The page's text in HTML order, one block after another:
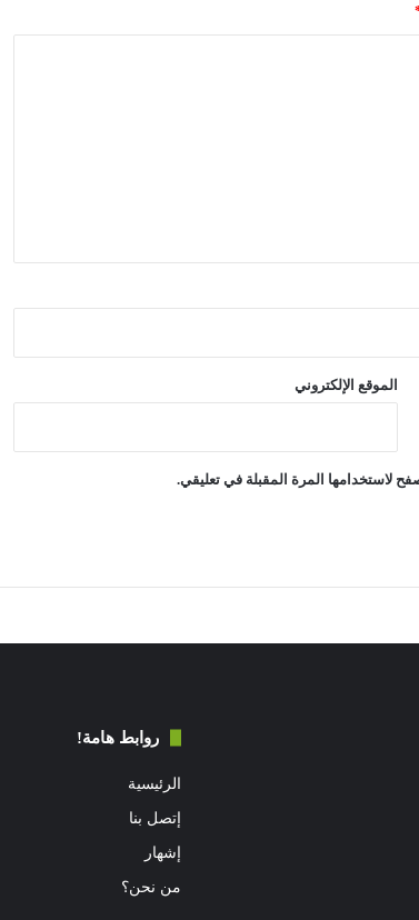
الموقع الإلكتروني
لاستخدامها المرة المقبلة في تعليقي.
روابط هامة!
الرئيسية
إتصل بنا
إشهار
من نحن؟